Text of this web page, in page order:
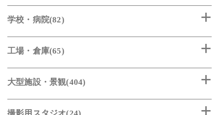
学校・病院(82)
工場・倉庫(65)
大型施設・景観(404)
撮影用スタジオ(24)